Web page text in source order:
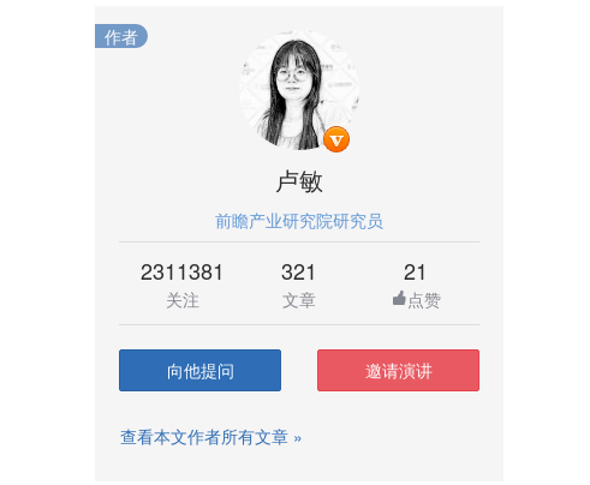
作者
卢敏
前瞻产业研究院研究员
2311381
关注
321
文章
21
点赞
向他提问 邀请演讲
查看本文作者所有文章 »